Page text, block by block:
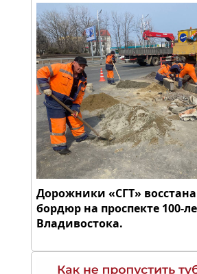
Дорожники «СГТ»
бордюр на проспекте 100-
Владивостока.